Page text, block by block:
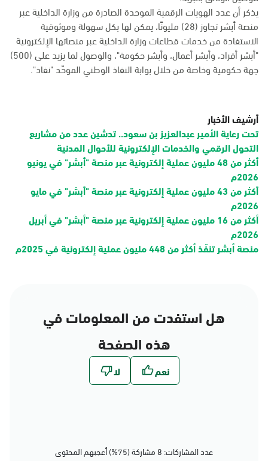
يذكر أن عدد الهويات الرقمية الموحدة الصادرة من وزارة الداخلية عبر
منصة أبشر تجاوز (28) مليونًا، يمكن لها بكل سهولة وموثوقية
الاستفادة من خدمات قطاعات وزارة الداخلية عبر منصاتها الإلكترونية
"أبشر أفراد، وأبشر أعمال، وأبشر حكومة"، والوصول لما يزيد على (500)
جهة حكومية وخاصة من خلال بوابة النفاذ الوطني الموحّد "نفاذ".
أرشيف الأخبار
تحت رعاية الأمير عبدالعزيز بن سعود.. تدشين عدد من مشاريع
التحول الرقمي والخدمات الإلكترونية للأحوال المدنية
أكثر من 48 مليون عملية إلكترونية عبر منصة "أبشر" في يونيو
2026م
أكثر من 43 مليون عملية إلكترونية عبر منصة "أبشر" في مايو
2026م
أكثر من 16 مليون عملية إلكترونية عبر منصة "أبشر" في أبريل
2026م
منصة أبشر تنفّذ أكثر من 448 مليون عملية إلكترونية في 2025م
هل استفدت من المعلومات في
هذه الصفحة
عدد المشاركات: 8 مشاركة (75%) أعجبهم المحتوى